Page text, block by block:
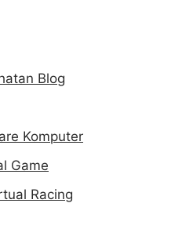
Blog
Komputer
Game
Racing